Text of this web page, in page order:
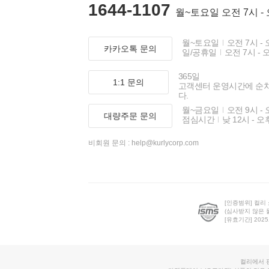
1644-1107 월~토요일 오전 7시 -
카카오톡 문의
월~토요일
오전 7시 -
일/공휴일
오전 7시 -
1:1 문의
365일
고객센터 운영시간에 순
다.
대량주문 문의
월~금요일
오전 9시 -
점심시간
낮 12시 - 오
비회원 문의 : help@kurlycorp.com
[인증범위] 컬리
(심사받지 않은
[유효기간]
컬리에서